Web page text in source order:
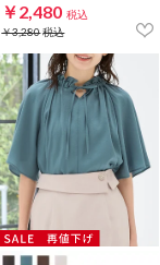
￥2,480 税込
￥3,280税込